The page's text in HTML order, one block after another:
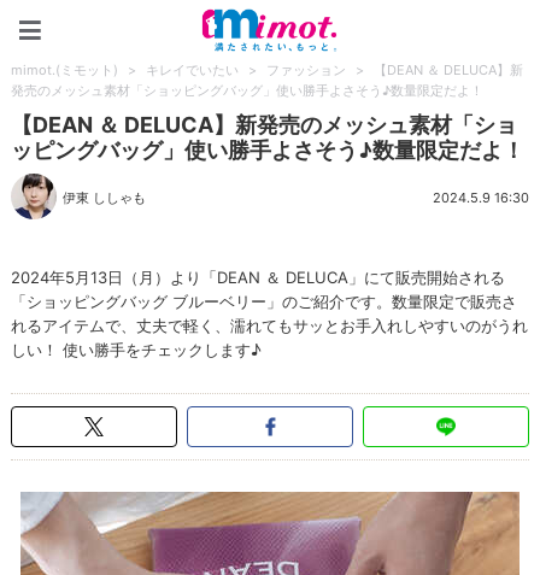
mimot.(ミモット) > キレイでいたい > ファッション >
【DEAN ＆ DELUCA】新
発売のメッシュ素材「ショッピングバッグ」使い勝手よさそう♪数量限定だよ！
【DEAN ＆ DELUCA】新発売のメッシュ素材「ショ
ッピングバッグ」使い勝手よさそう♪数量限定だよ！
伊東 ししゃも 2024.5.9 16:30
2024年5月13日（月）より「DEAN ＆ DELUCA」にて販売開始される
「ショッピングバッグ ブルーベリー」のご紹介です。数量限定で販売さ
れるアイテムで、丈夫で軽く、濡れてもサッとお手入れしやすいのがうれ
しい！ 使い勝手をチェックします♪